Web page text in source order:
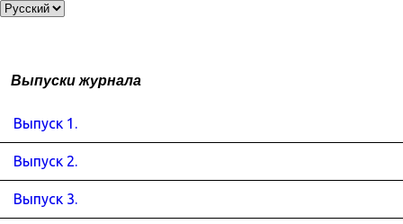
Выпуски журнала
Выпуск 1.
Выпуск 2.
Выпуск 3.